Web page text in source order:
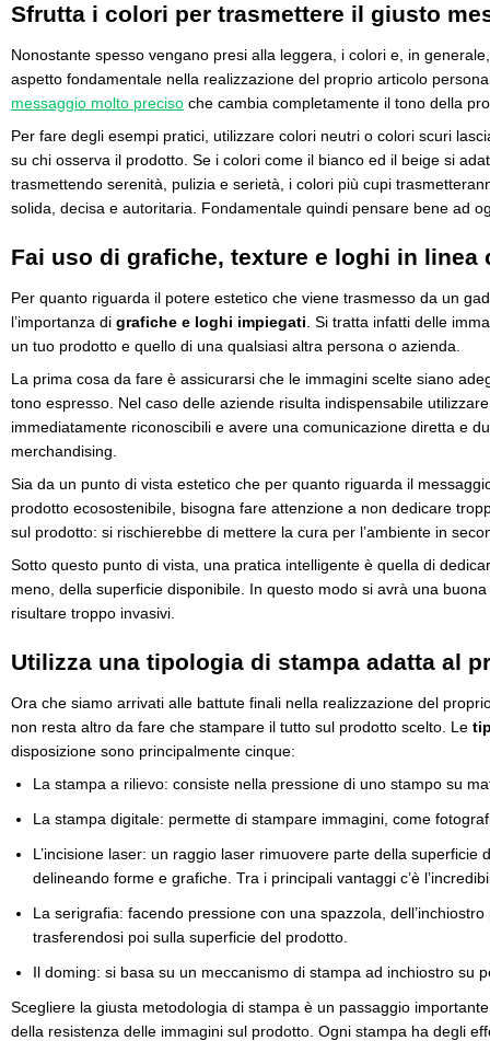
Sfrutta i colori per trasmettere il giusto
Nonostante spesso vengano presi alla leggera, i colori e, in
aspetto fondamentale nella realizzazione del proprio articolo
messaggio molto preciso che cambia completamente il tono della
Per fare degli esempi pratici, utilizzare colori neutri o colori scuri
su chi osserva il prodotto. Se i colori come il bianco ed il beige si
trasmettendo serenità, pulizia e serietà, i colori più cupi
solida, decisa e autoritaria. Fondamentale quindi pensare bene ad
Fai uso di grafiche, texture e loghi in linea
Per quanto riguarda il potere estetico che viene trasmesso da un
l’importanza di grafiche e loghi impiegati . Si tratta infatti delle
un tuo prodotto e quello di una qualsiasi altra persona o azienda.
La prima cosa da fare è assicurarsi che le immagini scelte siano
tono espresso. Nel caso delle aziende risulta indispensabile
immediatamente riconoscibili e avere una comunicazione diretta e
merchandising.
Sia da un punto di vista estetico che per quanto riguarda il
prodotto ecosostenibile, bisogna fare attenzione a non dedicare
sul prodotto: si rischierebbe di mettere la cura per l’ambiente in
Sotto questo punto di vista, una pratica intelligente è quella di
meno, della superficie disponibile. In questo modo si avrà una
risultare troppo invasivi.
Utilizza una tipologia di stampa adatta al
Ora che siamo arrivati alle battute finali nella realizzazione del
non resta altro da fare che stampare il tutto sul prodotto scelto. Le
disposizione sono principalmente cinque:
La stampa a rilievo: consiste nella pressione di uno stampo su
La stampa digitale: permette di stampare immagini, come
L’incisione laser: un raggio laser rimuovere parte della superficie
delineando forme e grafiche. Tra i principali vantaggi c’è
La serigrafia: facendo pressione con una spazzola,
trasferendosi poi sulla superficie del prodotto.
Il doming: si basa su un meccanismo di stampa ad inchiostro su
Scegliere la giusta metodologia di stampa è un passaggio
della resistenza delle immagini sul prodotto. Ogni stampa ha degli